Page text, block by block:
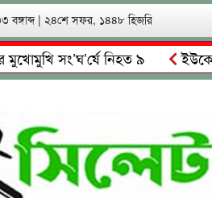
বঙ্গাব্দ | ২৪শে সফর, ১৪৪৮ হিজরি
সং’ঘ’র্ষে নিহত ৯
ইউকে
গ্রেপ্তারের দাবি স্থানীয়দের